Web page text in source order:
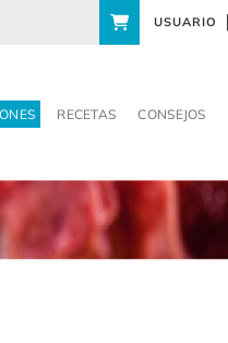
USUARIO
RECETAS CONSEJOS